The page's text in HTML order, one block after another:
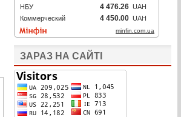
ЗАРАЗ НА САЙТІ